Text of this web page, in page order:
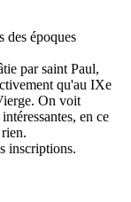
des époques
par saint Paul,
qu'au IXe
On voit
en ce
inscriptions.